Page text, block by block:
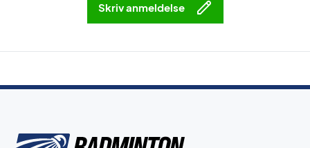
Skriv anmeldelse